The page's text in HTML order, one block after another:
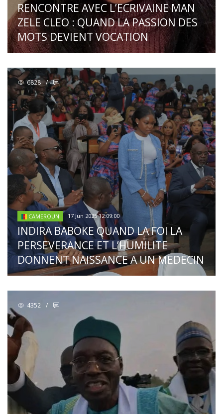
RENCONTRE AVEC L’ECRIVAINE MAN
ZELE CLEO : QUAND LA PASSION DES
MOTS DEVIENT VOCATION
6828 /
CAMEROUN 17 Jun 2025 12:09:00
INDIRA BABOKE QUAND LA FOI LA
PERSEVERANCE ET L’HUMILITE
DONNENT NAISSANCE A UN MEDECIN
4352 /